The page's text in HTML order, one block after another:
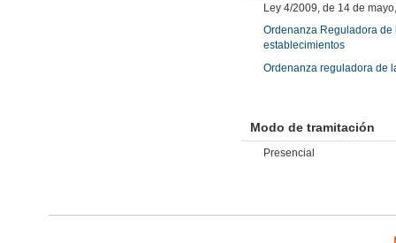
Ley 4/2009, de 14 de
Ordenanza Reguladora
establecimientos
Ordenanza reguladora de
Modo de tramitación
Presencial